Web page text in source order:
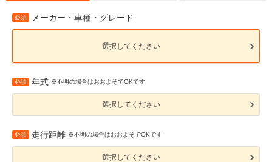
必須 メーカー・車種・グレード
選択してください
必須 年式 ※不明の場合はおおよそでOKです
選択してください
必須 走行距離 ※不明の場合はおおよそでOKです
選択してください